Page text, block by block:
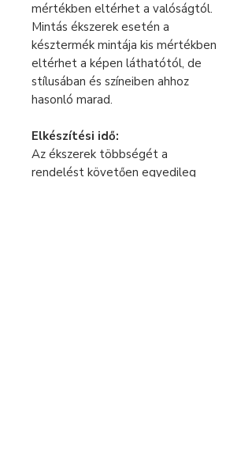
mértékben eltérhet a valóságtól.
Mintás ékszerek esetén a
késztermék mintája kis mértékben
eltérhet a képen láthatótól, de
stílusában és színeiben ahhoz
hasonló marad.
Elkészítési idő:
Az ékszerek többségét a
rendelést követően egyedileg